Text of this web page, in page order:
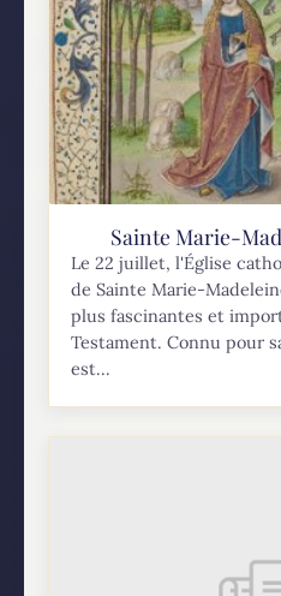
Sainte Marie-
Le 22 juillet, l'Église
de Sainte Marie-
plus fascinantes et
Testament. Connu pour
est...